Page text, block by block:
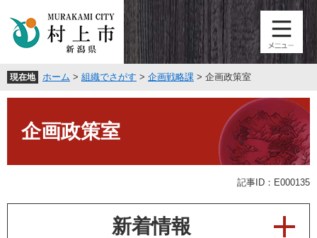
頭
で
飛
ば
現在地 ホーム > 組織でさがす > 企画戦略課 > 企画政策室
企画政策室
記事ID：E000135
新着情報